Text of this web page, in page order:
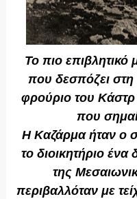
Το πιο επιβλητικό
που δεσπόζει στη
φρούριο του Κάστρ
που
Η Καζάρμα ήταν ο
το διοικητήριο
της
περιβαλλόταν με